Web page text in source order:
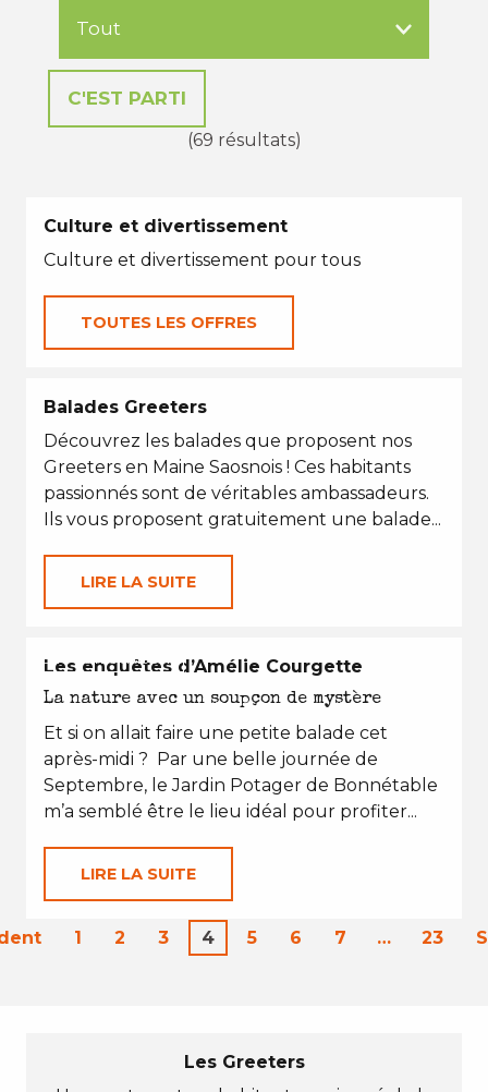
(69 résultats)
Culture et divertissement
Culture et divertissement pour tous
TOUTES LES OFFRES
Balades Greeters
Découvrez les balades que proposent nos
Greeters en Maine Saosnois ! Ces habitants
passionnés sont de véritables ambassadeurs.
Ils vous proposent gratuitement une balade...
LIRE LA SUITE
EN TOUTES SAISONS
Les enquêtes d’Amélie Courgette
La nature avec un soupçon de mystère
Et si on allait faire une petite balade cet
après-midi ? Par une belle journée de
Septembre, le Jardin Potager de Bonnétable
m’a semblé être le lieu idéal pour profiter...
LIRE LA SUITE
1 2 3 4 5 6 7 … 23
Les Greeters